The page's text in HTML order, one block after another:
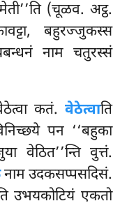
(चूळव. अट्ठ.
बहुरज्जुकस्स
नाम चतुरस्सं
कतं. वेठेत्वाति
पन ‘‘बहुका
वेठित’’न्ति वुत्तं.
नाम उदकसप्पसदिसं.
उभयकोटियं एकतो